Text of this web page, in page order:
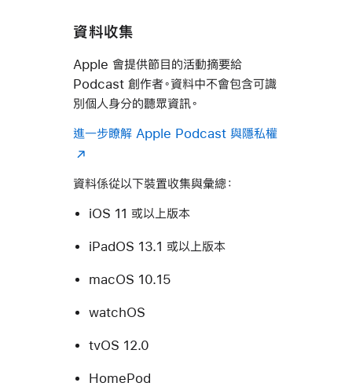
資料收集
Apple 會提供節目的活動摘要給
Podcast 創作者。資料中不會包含可識
別個人身分的聽眾資訊。
進一步瞭解 Apple Podcast 與隱私權
資料係從以下裝置收集與彙總：
iOS 11 或以上版本
iPadOS 13.1 或以上版本
macOS 10.15
watchOS
tvOS 12.0
HomePod